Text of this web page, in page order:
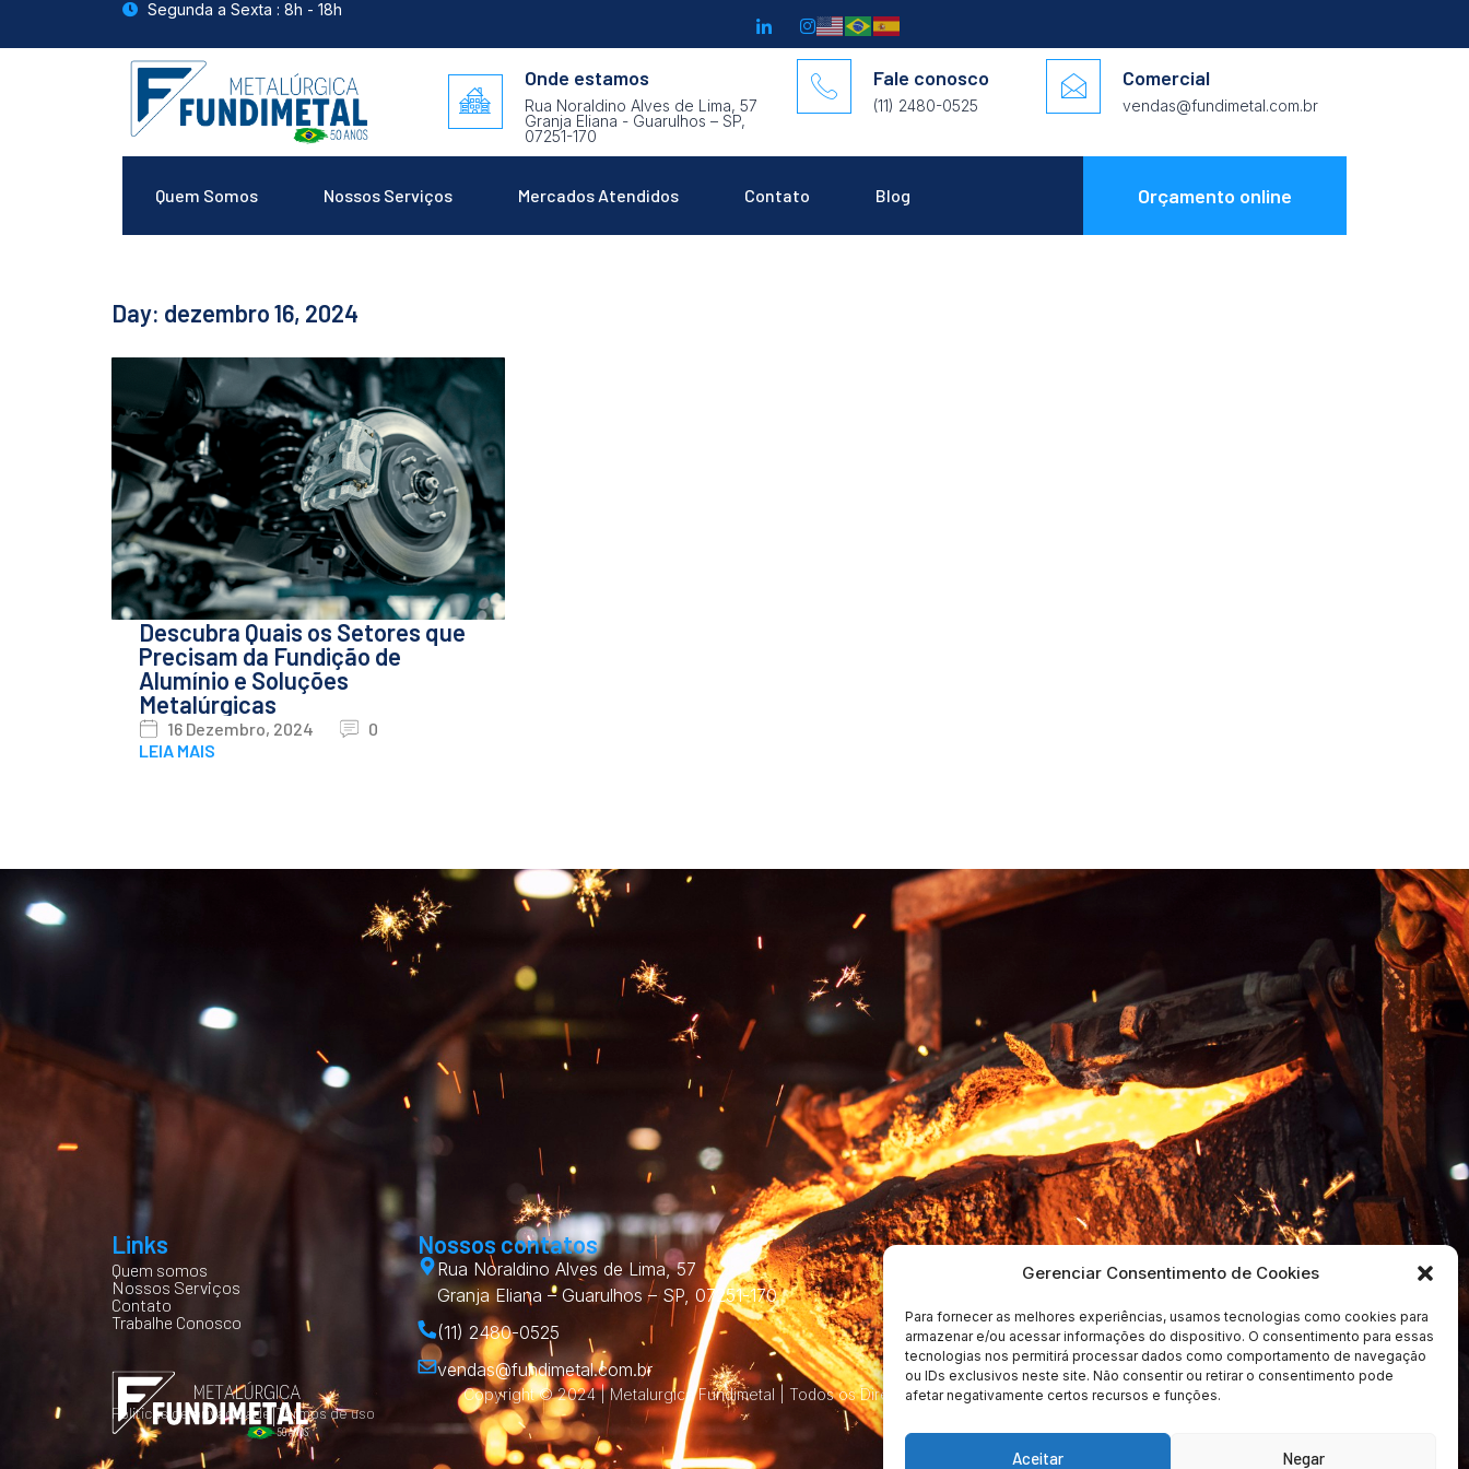
Gerenciar Consentimento de Cookies
Para fornecer as melhores experiências, usamos tecnologias como cookies para
armazenar e/ou acessar informações do dispositivo. O consentimento para essas
tecnologias nos permitirá processar dados como comportamento de navegação
ou IDs exclusivos neste site. Não consentir ou retirar o consentimento pode
afetar negativamente certos recursos e funções.
Aceitar Negar
Segunda a Sexta : 8h - 18h
Onde estamos
Rua Noraldino Alves de Lima, 57
Granja Eliana - Guarulhos – SP,
07251-170
Fale conosco
(11) 2480-0525
Comercial
vendas@fundimetal.com.br
Quem Somos Nossos Serviços Mercados Atendidos Contato Blog Orçamento online
Day: dezembro 16, 2024
Descubra Quais os Setores que
Precisam da Fundição de
Alumínio e Soluções
Metalúrgicas
16 Dezembro, 2024
0
LEIA MAIS
Links
Quem somos
Nossos Serviços
Contato
Trabalhe Conosco
Nossos contatos
Rua Noraldino Alves de Lima, 57
Granja Eliana – Guarulhos – SP, 07251-170
(11) 2480-0525
vendas@fundimetal.com.br
Copyright © 2024 | Metalurgica Fundimetal | Todos os Direitos Reservados
Politicas de privacidade Termos de uso